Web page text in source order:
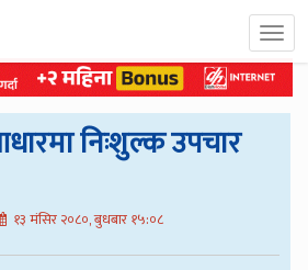
निःशुल्क उपचार
१३ मंसिर २०८०, बुधबार १५:०८